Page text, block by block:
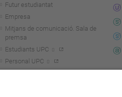
Futur estudiantat
Empresa
Mitjans de comunicació. Sala de
premsa
Estudiants UPC
Personal UPC